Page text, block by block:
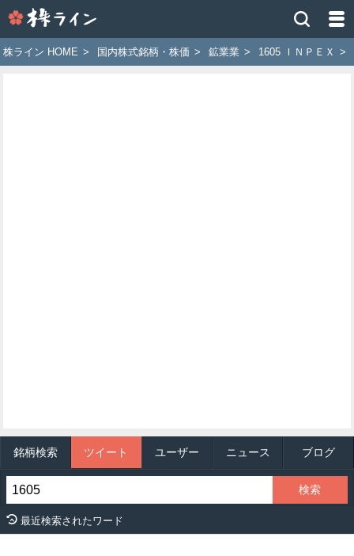
イ
ン
株ライン HOME > 国内株式銘柄・株価 > 鉱業業 > 1605 ＩＮＰＥＸ >
銘柄検索 ツイート ユーザー ニュース ブログ
最近検索されたワード